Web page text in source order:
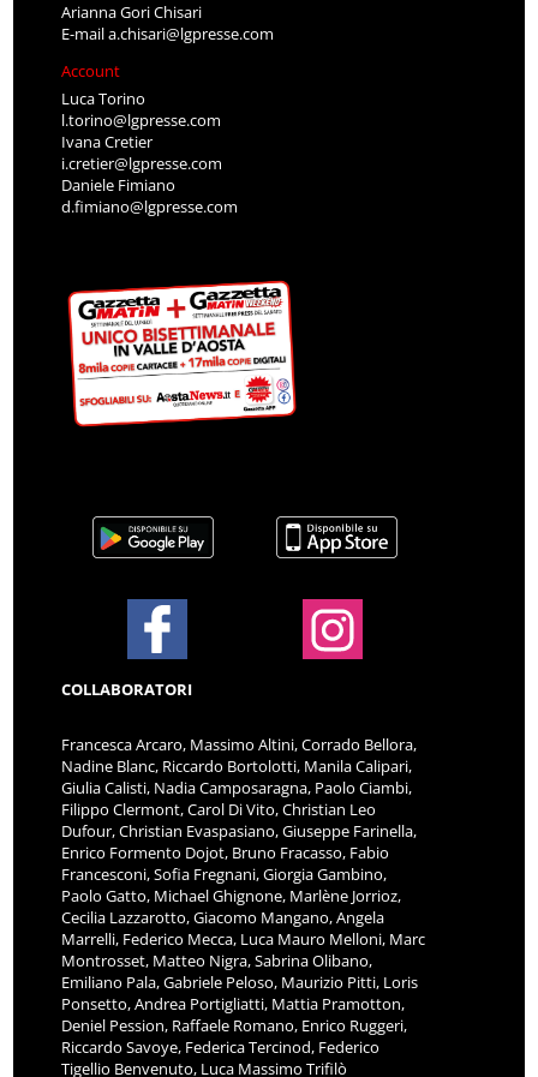
Arianna Gori Chisari
E-maila.chisari@lgpresse.com
Account
Luca Torino
l.torino@lgpresse.com
Ivana Cretier
i.cretier@lgpresse.com
Daniele Fimiano
d.fimiano@lgpresse.com
COLLABORATORI
Francesca Arcaro, Massimo Altini, Corrado Bellora,
Nadine Blanc, Riccardo Bortolotti, Manila Calipari,
Giulia Calisti, Nadia Camposaragna, Paolo Ciambi,
Filippo Clermont, Carol Di Vito, Christian Leo
Dufour, Christian Evaspasiano, Giuseppe Farinella,
Enrico Formento Dojot, Bruno Fracasso, Fabio
Francesconi, Sofia Fregnani, Giorgia Gambino,
Paolo Gatto, Michael Ghignone, Marlène Jorrioz,
Cecilia Lazzarotto, Giacomo Mangano, Angela
Marrelli, Federico Mecca, Luca Mauro Melloni, Marc
Montrosset, Matteo Nigra, Sabrina Olibano,
Emiliano Pala, Gabriele Peloso, Maurizio Pitti, Loris
Ponsetto, Andrea Portigliatti, Mattia Pramotton,
Deniel Pession, Raffaele Romano, Enrico Ruggeri,
Riccardo Savoye, Federica Tercinod, Federico
Tigellio Benvenuto, Luca Massimo Trifilò